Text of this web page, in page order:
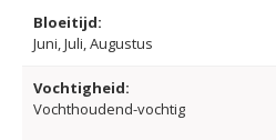
Bloeitijd:
Juni, Juli, Augustus
Vochtigheid:
Vochthoudend-vochtig